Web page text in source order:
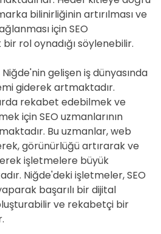
bilinirliğinin artırılması ve
için SEO
rol oynadığı söylenebilir.
gelişen iş dünyasında
giderek artmaktadır.
rekabet edebilmek ve
için SEO uzmanlarının
Bu uzmanlar, web
görünürlüğü artırarak ve
işletmelere büyük
Niğde'deki işletmeler, SEO
başarılı bir dijital
ve rekabetçi bir